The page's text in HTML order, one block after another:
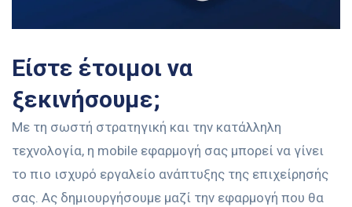
Είστε έτοιμοι να
ξεκινήσουμε;
Με τη σωστή στρατηγική και την κατάλληλη
τεχνολογία, η mobile εφαρμογή σας μπορεί να γίνει
το πιο ισχυρό εργαλείο ανάπτυξης της επιχείρησής
σας. Ας δημιουργήσουμε μαζί την εφαρμογή που θα